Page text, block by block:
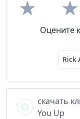
Оцените
Rick
скачать
You Up